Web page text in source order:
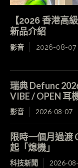
【2026 香港高
新品介紹
影音 2026-08-07
瑞典 Defunc
VIBE / OPEN 耳
影音 2026-08-07
限時一個月過渡
起「熄機」
科技新聞 2026-